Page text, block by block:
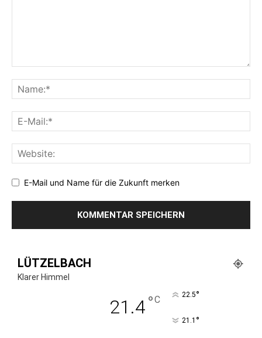
E-Mail und Name für die Zukunft merken
LÜTZELBACH
Klarer Himmel
21.4°C 22.5°
21.1 °